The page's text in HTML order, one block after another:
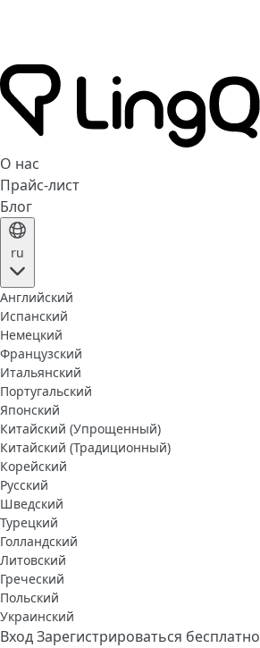
О нас
Прайс-лист
Блог
ru
Английский
Испанский
Немецкий
Французский
Итальянский
Португальский
Японский
Китайский (Упрощенный)
Китайский (Традиционный)
Корейский
Русский
Шведский
Турецкий
Голландский
Литовский
Греческий
Польский
Украинский
ВходЗарегистрироваться бесплатно